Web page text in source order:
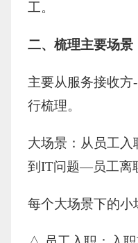
工。
二、梳理主要场景
主要从服务接收
行梳理。
大场景：从员工
到IT问题—员工离
每个大场景下的小